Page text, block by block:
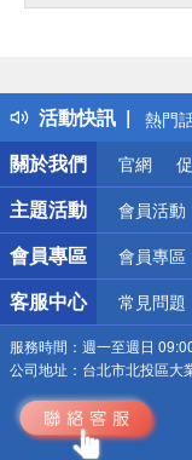
活動快訊
得獎
熱門
銀行
偏遠
詐騙
關於我們
官網
主題活動 會員活動
會員專區 會員專區
客服中心 常見問題
服務時間： 週一至週日
公司地址： 台北市北投區大